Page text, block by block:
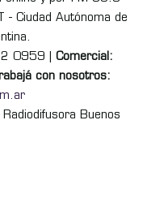
Ciudad Autónoma de
0959 | Comercial:
con nosotros:
Buenos